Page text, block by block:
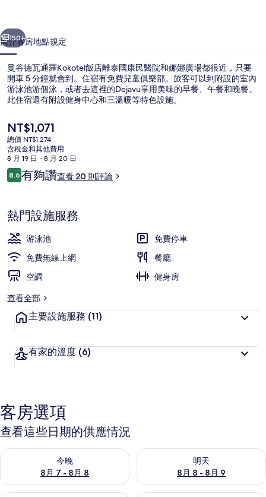
飯
店
的
相
集
個 下一個
150+
簡介客房地點規定
曼谷德瓦通羅Kokotel飯店離泰國康民醫院和娜娜廣場都很近，只要
開車 5 分鐘就會到。住宿有免費兒童俱樂部。旅客可以到附設的室內
游泳池游個泳，或者去這裡的Dejavu享用美味的早餐、午餐和晚餐。
此住宿還有附設健身中心和三溫暖等特色設施。
目
前
的
價
格
是
NT$1,071
總價 NT$1,274
含稅金和其他費用
8 月 19 日 - 8 月 20 日
評
論
8.68.6 分，滿分 10 分，
有夠讚查看 20 則評論
熱門設施服務
游泳池
免費停車
免費無線上網
餐廳
空調
健身房
查看全部
主要設施服務 (11)
有家的溫度 (6)
客房選項
查看這些日期的供應情況
今晚
8月 7 - 8月 8
查看今晚 (8月 7 - 8月 8) 的供應情況
明天
8月 8 - 8月 9
查看明天 (8月 8 - 8月 9) 的供